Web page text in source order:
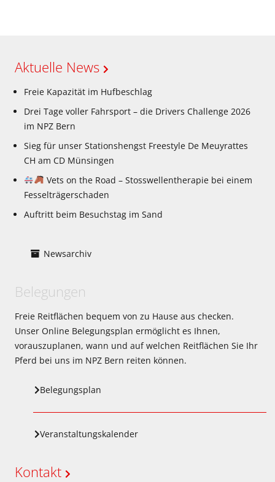
Aktuelle News
Freie Kapazität im Hufbeschlag
Drei Tage voller Fahrsport – die Drivers Challenge 2026
im NPZ Bern
Sieg für unser Stationshengst Freestyle De Meuyrattes
CH am CD Münsingen
Vets on the Road – Stosswellentherapie bei einem
Fesselträgerschaden
Auftritt beim Besuchstag im Sand
Newsarchiv
Belegungen
Freie Reitflächen bequem von zu Hause aus checken.
Unser Online Belegungsplan ermöglicht es Ihnen,
vorauszuplanen, wann und auf welchen Reitflächen Sie Ihr
Pferd bei uns im NPZ Bern reiten können.
Belegungsplan
Veranstaltungskalender
Kontakt